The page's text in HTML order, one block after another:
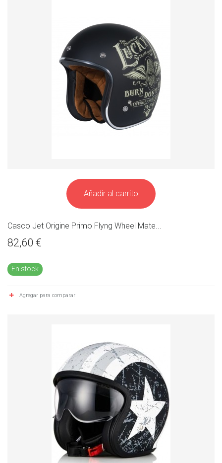
Añadir al carrito
Casco Jet Origine Primo Flyng Wheel Mate...
82,60 €
En stock
Agregar para comparar